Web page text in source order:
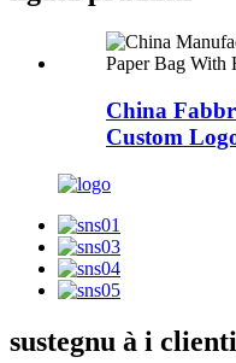
China
Custom
sustegnu à i clienti